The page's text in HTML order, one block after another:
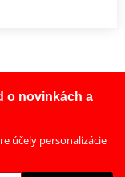
o novinkách a
účely personalizácie